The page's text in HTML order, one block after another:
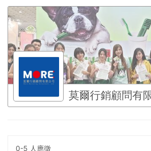
莫爾行銷顧問有
0-5 人應徵